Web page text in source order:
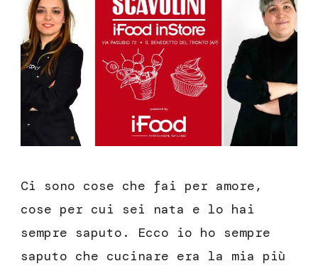
Ci sono cose che fai per amore,
cose per cui sei nata e lo hai
sempre saputo. Ecco io ho sempre
saputo che cucinare era la mia più